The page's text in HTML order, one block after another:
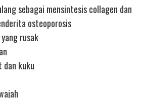
sebagai mensintesis collagen dan
osteoporosis
rusak
kuku